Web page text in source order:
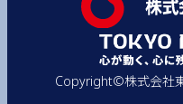
Copyright©株式会社